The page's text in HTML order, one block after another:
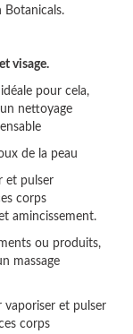
Botanicals.
visage.
pour cela,
nettoyage
de la peau
et pulser
corps
amincissement.
ou produits,
massage
vaporiser et pulser
corps